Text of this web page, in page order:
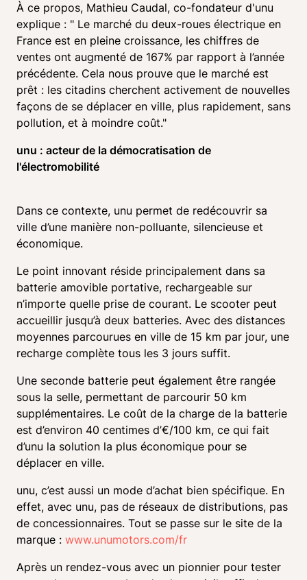
À ce propos, Mathieu Caudal, co-fondateur d'unu
explique : " Le marché du deux-roues électrique en
France est en pleine croissance, les chiffres de
ventes ont augmenté de 167% par rapport à l’année
précédente. Cela nous prouve que le marché est
prêt : les citadins cherchent activement de nouvelles
façons de se déplacer en ville, plus rapidement, sans
pollution, et à moindre coût."
unu : acteur de la démocratisation de
l'électromobilité
Dans ce contexte, unu permet de redécouvrir sa
ville d’une manière non-polluante, silencieuse et
économique.
Le point innovant réside principalement dans sa
batterie amovible portative, rechargeable sur
n’importe quelle prise de courant. Le scooter peut
accueillir jusqu’à deux batteries. Avec des distances
moyennes parcourues en ville de 15 km par jour, une
recharge complète tous les 3 jours suffit.
Une seconde batterie peut également être rangée
sous la selle, permettant de parcourir 50 km
supplémentaires. Le coût de la charge de la batterie
est d’environ 40 centimes d’€/100 km, ce qui fait
d’unu la solution la plus économique pour se
déplacer en ville.
unu, c’est aussi un mode d’achat bien spécifique. En
effet, avec unu, pas de réseaux de distributions, pas
de concessionnaires. Tout se passe sur le site de la
marque : www.unumotors.com/fr
Après un rendez-vous avec un pionnier pour tester